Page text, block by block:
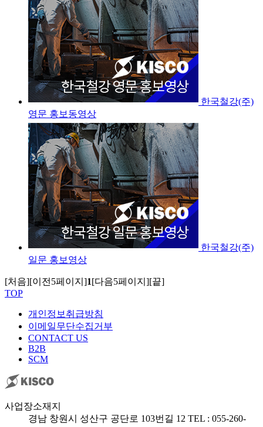
한국철강(주)
영문 홍보동영상
한국철강(주)
일문 홍보영상
[처음][이전5페이지]1[다음5페이지][끝]
TOP
개인정보취급방침
이메일무단수집거부
CONTACT US
B2B
SCM
사업장소재지
경남 창원시 성산구 공단로 103번길 12 TEL : 055-260-